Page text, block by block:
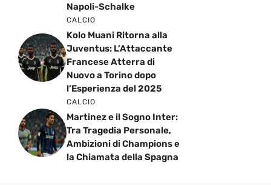
Napoli-Schalke
CALCIO
Kolo Muani Ritorna alla
Juventus: L’Attaccante
Francese Atterra di
Nuovo a Torino dopo
l’Esperienza del 2025
CALCIO
Martinez e il Sogno Inter:
Tra Tragedia Personale,
Ambizioni di Champions e
la Chiamata della Spagna